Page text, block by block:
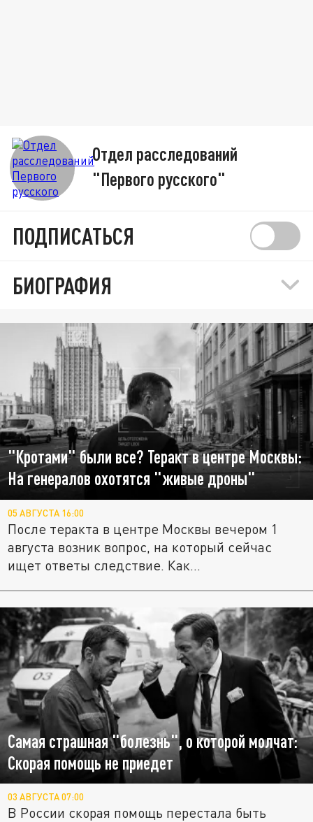
Отдел расследований
"Первого русского"
ПОДПИСАТЬСЯ
БИОГРАФИЯ
"Кротами" были все? Теракт в центре Москвы:
На генералов охотятся "живые дроны"
05 АВГУСТА 16:00
После теракта в центре Москвы вечером 1
августа возник вопрос, на который сейчас
ищет ответы следствие. Как...
Самая страшная "болезнь", о которой молчат:
Скорая помощь не приедет
03 АВГУСТА 07:00
В России скорая помощь перестала быть